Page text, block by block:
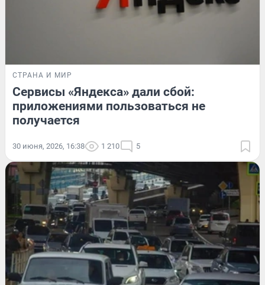
СТРАНА И МИР
Сервисы «Яндекса» дали сбой:
приложениями пользоваться не
получается
30 июня, 2026, 16:38 1 210 5